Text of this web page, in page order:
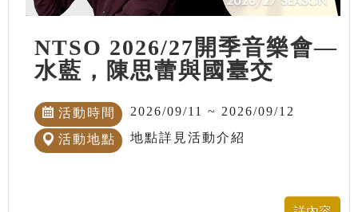
NTSO 2026/27開季音樂會—
水藍，陳思蕾與國臺交
活動時間 2026/09/11 ~ 2026/09/12
活動地點 地點詳見活動介紹